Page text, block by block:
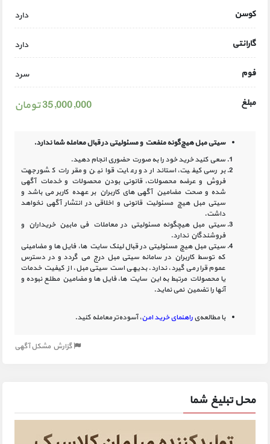
کوسن دارد
گارانتی دارد
فوم سرد
مبلغ 35,000,000 تومان
سیتی مبل هیچ‌گونه منفعت و مسئولیتی درقبال معامله شما ندارد.
سعی کنید خرید خود را به صورت حضوری انجام دهید.
بررسی کیفیت، استاندارد و رعایت قوانین و مقررات کشور جهت
فروش و عرضه محصولات، قانونی بودن محصولات و خدمات آگهی
شده و صحت مضامین آگهی‏ های کاربران بر عهده کاربر می باشد و
سیتی مبل هیچ مسئولیت قانونی و اخلاقی در انتشار آگهی نخواهد
داشت.
سیتی مبل هیچگونه مسئولیتی در معاملات فی مابین خریداران و
فروشندگان ندارد.
سیتی مبل هیچ مسئولیتی در قبال لینک‏ سایت ‏ها، فایل ‏ها و مضامینی
که توسط کاربران در سامانه‏ سیتی مبل درج می گردد و در دسترس
عموم قرار می گیرد، ندارد. بدیهی است سیتی مبل، از کیفیت خدمات
یا محصولات مرتبط به این سایت‏ ها، فایل ها و مضامین مطلع نبوده و
آنها را تضمین نمی نماید.
با مطالعه‌یراهنمای خرید امن، آسوده‌تر معامله کنید.
گزارش مشکل آگهی
محل تبلیغ شما